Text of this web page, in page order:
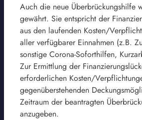
Auch die neue Überbrückungshilfe
gewährt. Sie entspricht der
aus den laufenden Kosten/
aller verfügbarer Einnahmen (z.B.
sonstige Corona-Soforthilfen,
Zur Ermittlung der
erforderlichen Kosten/
gegenüberstehenden
Zeitraum der beantragten
anzugeben.